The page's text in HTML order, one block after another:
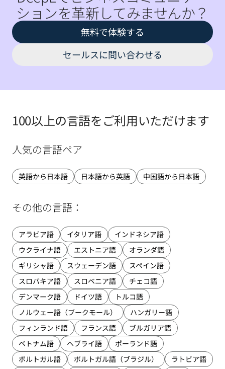
ションを革新してみませんか？
無料で体験する
セールスに問い合わせる
100以上の言語をご利用いただけます
人気の言語ペア
英語から日本語 日本語から英語 中国語から日本語
その他の言語：
アラビア語 イタリア語
インドネシア語
ウクライナ語
エストニア語
オランダ語
ギリシャ語
スウェーデン語
スペイン語
スロバキア語
スロベニア語
チェコ語
デンマーク語
ドイツ語
トルコ語
ノルウェー語（ブークモール）
ハンガリー語
フィンランド語
フランス語
ブルガリア語
ベトナム語
ヘブライ語
ポーランド語
ポルトガル語
ポルトガル語（ブラジル）
ラトビア語